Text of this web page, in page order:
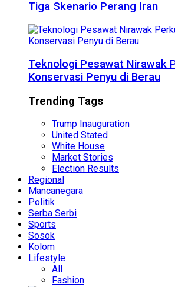
Tiga Skenario Perang Iran
Teknologi Pesawat Nirawak
Konservasi Penyu di Berau
Trending Tags
Trump Inauguration
United Stated
White House
Market Stories
Election Results
Regional
Mancanegara
Politik
Serba Serbi
Sports
Sosok
Kolom
Lifestyle
All
Fashion